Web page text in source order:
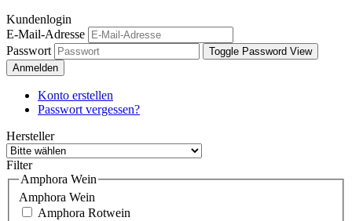
Kundenlogin
E-Mail-Adresse
Passwort
Toggle Password View
Anmelden
Konto erstellen
Passwort vergessen?
Hersteller
Filter
Amphora Wein
Amphora Wein
Amphora Rotwein